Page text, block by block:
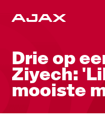
Drie op
Ziyech:
mooiste